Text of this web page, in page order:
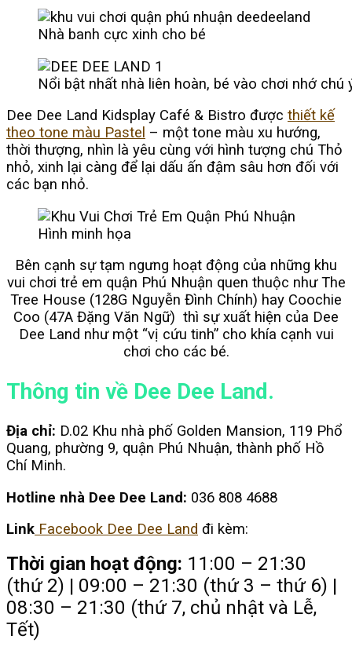
Nhà banh cực xinh cho bé
Nổi bật nhất nhà liên hoàn, bé vào chơi nhớ
Dee Dee Land Kidsplay Café & Bistro được thiết kế
theo tone màu Pastel – một tone màu xu hướng,
thời thượng, nhìn là yêu cùng với hình tượng chú Thỏ
nhỏ, xinh lại càng để lại dấu ấn đậm sâu hơn đối với
các bạn nhỏ.
Hình minh họa
Bên cạnh sự tạm ngưng hoạt động của những khu
vui chơi trẻ em quận Phú Nhuận quen thuộc như The
Tree House (128G Nguyễn Đình Chính) hay Coochie
Coo (47A Đặng Văn Ngữ) thì sự xuất hiện của Dee
Dee Land như một “vị cứu tinh” cho khía cạnh vui
chơi cho các bé.
Thông tin về Dee Dee Land.
Địa chỉ: D.02 Khu nhà phố Golden Mansion, 119 Phổ
Quang, phường 9, quận Phú Nhuận, thành phố Hồ
Chí Minh.
Hotline nhà Dee Dee Land: 036 808 4688
Link Facebook Dee Dee Land đi kèm:
Thời gian hoạt động: 11:00 – 21:30
(thứ 2) | 09:00 – 21:30 (thứ 3 – thứ 6) |
08:30 – 21:30 (thứ 7, chủ nhật và Lễ,
Tết)